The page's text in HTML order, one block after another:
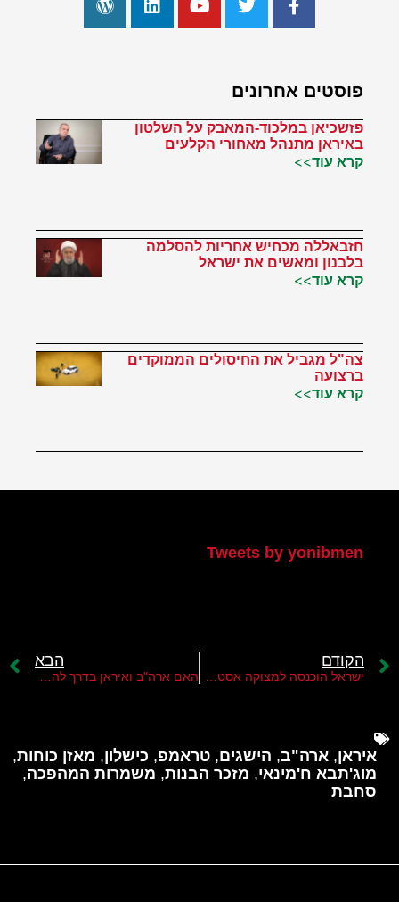
פוסטים אחרונים
פזשכיאן במלכוד-המאבק על השלטון
באיראן מתנהל מאחורי הקלעים
קרא עוד>>
חזבאללה מכחיש אחריות להסלמה
בלבנון ומאשים את ישראל
קרא עוד>>
צה"ל מגביל את החיסולים הממוקדים
ברצועה
קרא עוד>>
Tweets by yonibmen
הקודם הבא
איראן, ארה"ב, הישגים, טראמפ, כישלון, מאזן כוחות,
מוג'תבא ח'מינאי, מזכר הבנות, משמרות המהפכה,
סחבת